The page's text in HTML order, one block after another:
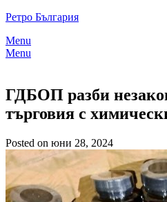
Skip
content
Ретро България
Menu
Menu
ГДБОП разби
търговия с
Posted on юни 28, 2024